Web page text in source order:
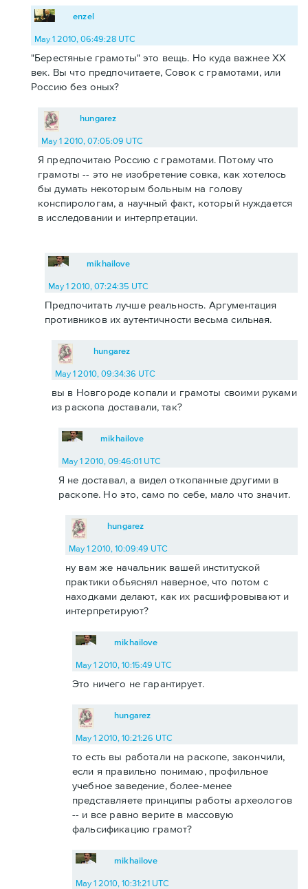
enzel
May 1 2010, 06:49:28 UTC
"Берестяные грамоты" это вещь. Но куда важнее ХХ
век. Вы что предпочитаете, Совок с грамотами, или
Россию без оных?
hungarez
May 1 2010, 07:05:09 UTC
Я предпочитаю Россию с грамотами. Потому что
грамоты -- это не изобретение совка, как хотелось
бы думать некоторым больным на голову
конспирологам, а научный факт, который нуждается
в исследовании и интерпретации.
mikhailove
May 1 2010, 07:24:35 UTC
Предпочитать лучше реальность. Аргументация
противников их аутентичности весьма сильная.
hungarez
May 1 2010, 09:34:36 UTC
вы в Новгороде копали и грамоты своими руками
из раскопа доставали, так?
mikhailove
May 1 2010, 09:46:01 UTC
Я не доставал, а видел откопанные другими в
раскопе. Но это, само по себе, мало что значит.
hungarez
May 1 2010, 10:09:49 UTC
ну вам же начальник вашей институской
практики обьяснял наверное, что потом с
находками делают, как их расшифровывают и
интерпретируют?
mikhailove
May 1 2010, 10:15:49 UTC
Это ничего не гарантирует.
hungarez
May 1 2010, 10:21:26 UTC
то есть вы работали на раскопе, закончили,
если я правильно понимаю, профильное
учебное заведение, более-менее
представляете принципы работы археологов
-- и все равно верите в массовую
фальсификацию грамот?
mikhailove
May 1 2010, 10:31:21 UTC